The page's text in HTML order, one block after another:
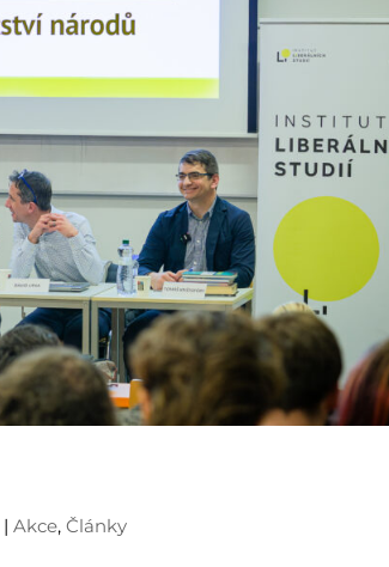
|Akce,Články